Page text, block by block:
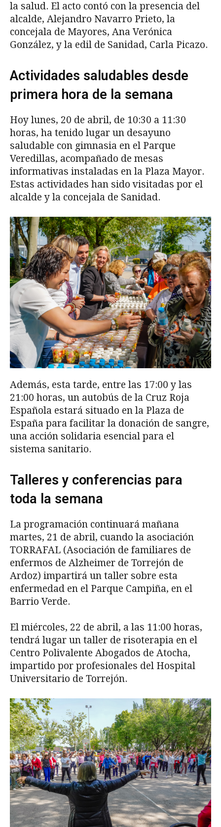
la salud. El acto contó con la presencia del
alcalde, Alejandro Navarro Prieto, la
concejala de Mayores, Ana Verónica
González, y la edil de Sanidad, Carla Picazo.
Actividades saludables desde
primera hora de la semana
Hoy lunes, 20 de abril, de 10:30 a 11:30
horas, ha tenido lugar un desayuno
saludable con gimnasia en el Parque
Veredillas, acompañado de mesas
informativas instaladas en la Plaza Mayor.
Estas actividades han sido visitadas por el
alcalde y la concejala de Sanidad.
Además, esta tarde, entre las 17:00 y las
21:00 horas, un autobús de la Cruz Roja
Española estará situado en la Plaza de
España para facilitar la donación de sangre,
una acción solidaria esencial para el
sistema sanitario.
Talleres y conferencias para
toda la semana
La programación continuará mañana
martes, 21 de abril, cuando la asociación
TORRAFAL (Asociación de familiares de
enfermos de Alzheimer de Torrejón de
Ardoz) impartirá un taller sobre esta
enfermedad en el Parque Campiña, en el
Barrio Verde.
El miércoles, 22 de abril, a las 11:00 horas,
tendrá lugar un taller de risoterapia en el
Centro Polivalente Abogados de Atocha,
impartido por profesionales del Hospital
Universitario de Torrejón.